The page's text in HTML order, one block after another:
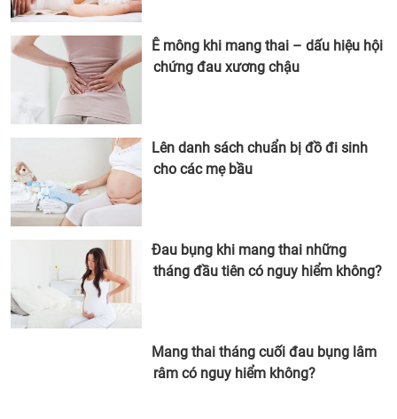
Ê mông khi mang thai – dấu hiệu hội
chứng đau xương chậu
Lên danh sách chuẩn bị đồ đi sinh
cho các mẹ bầu
Đau bụng khi mang thai những
tháng đầu tiên có nguy hiểm không?
Mang thai tháng cuối đau bụng lâm
râm có nguy hiểm không?